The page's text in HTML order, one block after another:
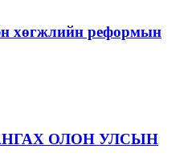
хөгжлийн реформын
ОЛОН УЛСЫН